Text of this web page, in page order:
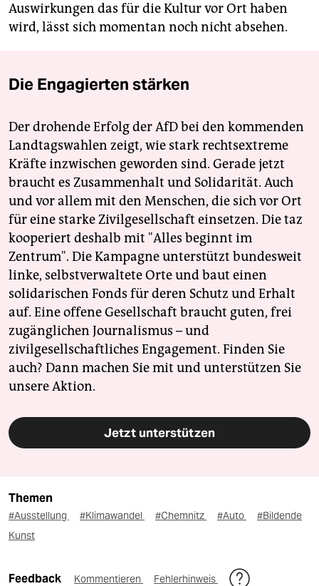
Auswirkungen das für die Kultur vor Ort haben
wird, lässt sich momentan noch nicht absehen.
Die Engagierten stärken
Der drohende Erfolg der AfD bei den kommenden
Landtagswahlen zeigt, wie stark rechtsextreme
Kräfte inzwischen geworden sind. Gerade jetzt
braucht es Zusammenhalt und Solidarität. Auch
und vor allem mit den Menschen, die sich vor Ort
für eine starke Zivilgesellschaft einsetzen. Die taz
kooperiert deshalb mit "Alles beginnt im
Zentrum". Die Kampagne unterstützt bundesweit
linke, selbstverwaltete Orte und baut einen
solidarischen Fonds für deren Schutz und Erhalt
auf. Eine offene Gesellschaft braucht guten, frei
zugänglichen Journalismus – und
zivilgesellschaftliches Engagement. Finden Sie
auch? Dann machen Sie mit und unterstützen Sie
unsere Aktion.
Jetzt unterstützen
Themen
#Ausstellung #Klimawandel #Chemnitz #Auto
#Bildende
Kunst
Feedback Kommentieren Fehlerhinweis